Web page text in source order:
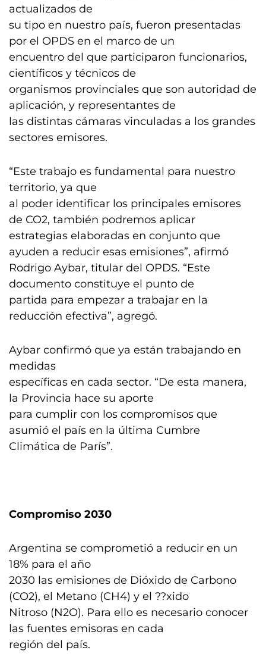
actualizados de
su tipo en nuestro país, fueron presentadas
por el OPDS en el marco de un
encuentro del que participaron funcionarios,
científicos y técnicos de
organismos provinciales que son autoridad de
aplicación, y representantes de
las distintas cámaras vinculadas a los grandes
sectores emisores.
“Este trabajo es fundamental para nuestro
territorio, ya que
al poder identificar los principales emisores
de CO2, también podremos aplicar
estrategias elaboradas en conjunto que
ayuden a reducir esas emisiones”, afirmó
Rodrigo Aybar, titular del OPDS. “Este
documento constituye el punto de
partida para empezar a trabajar en la
reducción efectiva”, agregó.
Aybar confirmó que ya están trabajando en
medidas
específicas en cada sector. “De esta manera,
la Provincia hace su aporte
para cumplir con los compromisos que
asumió el país en la última Cumbre
Climática de París”.
Compromiso 2030
Argentina se comprometió a reducir en un
18% para el año
2030 las emisiones de Dióxido de Carbono
(CO2), el Metano (CH4) y el ??xido
Nitroso (N2O). Para ello es necesario conocer
las fuentes emisoras en cada
región del país.